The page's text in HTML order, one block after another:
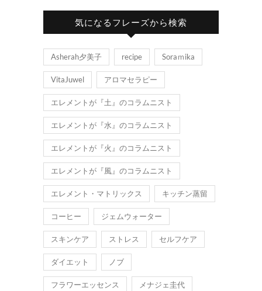
気になるフレーズから検索
Asherah夕美子 recipe Soraｍika
VitaJuwel アロマセラピー
エレメントが『土』のコラムニスト
エレメントが『水』のコラムニスト
エレメントが『火』のコラムニスト
エレメントが『風』のコラムニスト
エレメント・マトリックス キッチン蒸留
コーヒー ジェムウォーター
スキンケア ストレス セルフケア
ダイエット ノブ
フラワーエッセンス メナジェ圭代